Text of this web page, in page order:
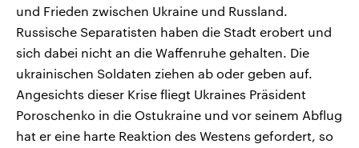
und Frieden zwischen Ukraine und Russland.
Russische Separatisten haben die Stadt erobert und
sich dabei nicht an die Waffenruhe gehalten. Die
ukrainischen Soldaten ziehen ab oder geben auf.
Angesichts dieser Krise fliegt Ukraines Präsident
Poroschenko in die Ostukraine und vor seinem Abflug
hat er eine harte Reaktion des Westens gefordert, so